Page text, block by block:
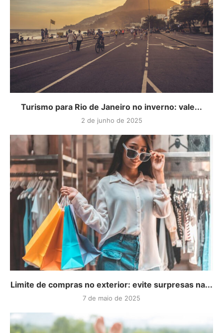
Turismo para Rio de Janeiro no inverno: vale...
2 de junho de 2025
Limite de compras no exterior: evite surpresas na...
7 de maio de 2025